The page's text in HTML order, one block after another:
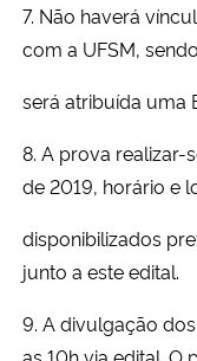
7. Não haverá
com a UFSM,
será atribuída uma
8. A prova realizar-
de 2019, horário e
disponibilizados
junto a este edital.
9. A divulgação
as 10h via edital. O